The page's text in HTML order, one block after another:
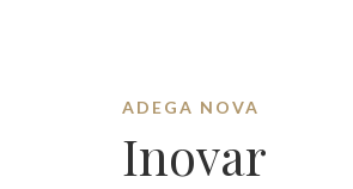
ADEGA NOVA
Inovar